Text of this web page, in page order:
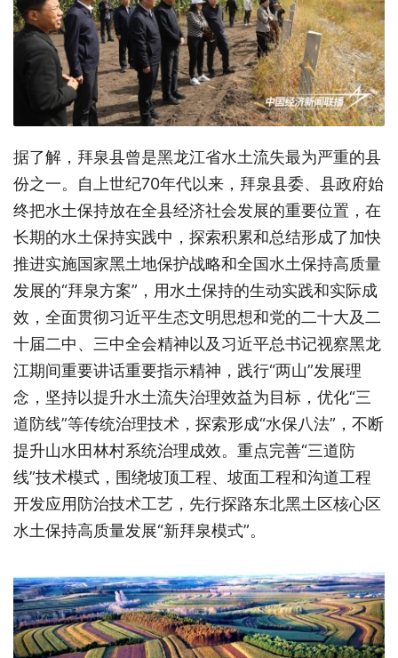
据了解，拜泉县曾是黑龙江省水土流失最为严重的县
份之一。自上世纪70年代以来，拜泉县委、县政府始
终把水土保持放在全县经济社会发展的重要位置，在
长期的水土保持实践中，探索积累和总结形成了加快
推进实施国家黑土地保护战略和全国水土保持高质量
发展的“拜泉方案”，用水土保持的生动实践和实际成
效，全面贯彻习近平生态文明思想和党的二十大及二
十届二中、三中全会精神以及习近平总书记视察黑龙
江期间重要讲话重要指示精神，践行“两山”发展理
念，坚持以提升水土流失治理效益为目标，优化“三
道防线”等传统治理技术，探索形成“水保八法”，不断
提升山水田林村系统治理成效。重点完善“三道防
线”技术模式，围绕坡顶工程、坡面工程和沟道工程
开发应用防治技术工艺，先行探路东北黑土区核心区
水土保持高质量发展“新拜泉模式”。